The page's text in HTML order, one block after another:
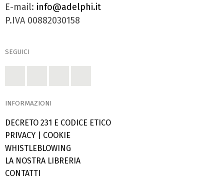
E-mail: info@adelphi.it
P.IVA 00882030158
SEGUICI
INFORMAZIONI
DECRETO 231 E CODICE ETICO
PRIVACY
COOKIE
WHISTLEBLOWING
LA NOSTRA LIBRERIA
CONTATTI